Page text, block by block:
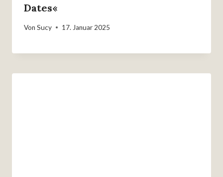
Dates«
Von Sucy 17. Januar 2025